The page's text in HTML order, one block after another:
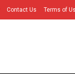
Contact Us Terms of